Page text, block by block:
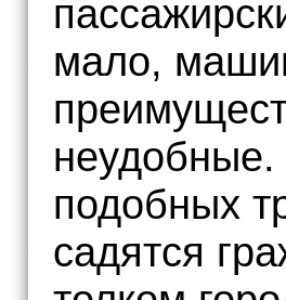
мало,
неудобные.
подобных
садятся